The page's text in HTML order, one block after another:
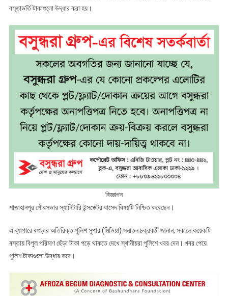
বস্তাভর্তি টাকাগুলো উদ্ধার করা হয়।
বিজ্ঞাপন
শাজাহানপুর পৌরসভার স্যানিটারি ইন্সপেক্টর বাসেদ বিষয়টি নিশ্চিত করেছেন।
এ ব্যাপারে বগুড়ার অতিরিক্ত পুলিশ সুপার (মিডিয়া) সনাতন চক্রবর্তী জানান, সকালে কয়েকটি
বস্তায় বিপুল পরিমাণ ছেঁড়া টাকা পড়ে থাকতে দেখে স্থানীয়রা পুলিশে খবর দেন। খবর পেয়ে
পুলিশ টাকাগুলো উদ্ধার করে।